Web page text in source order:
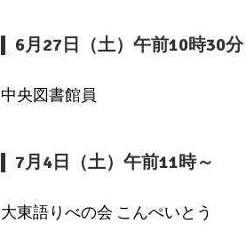
6月27日（土）午前10時30分
中央図書館員
7月4日（土）午前11時～
大東語りべの会 こんぺいとう